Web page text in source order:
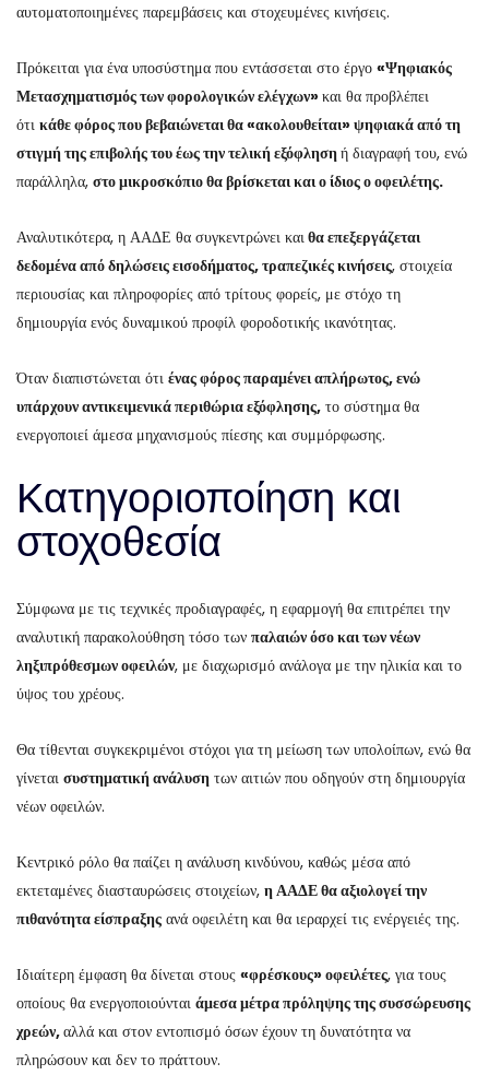
αυτοματοποιημένες παρεμβάσεις και στοχευμένες κινήσεις.
Πρόκειται για ένα υποσύστημα που εντάσσεται στο έργο «Ψηφιακός
Μετασχηματισμός των φορολογικών ελέγχων»και θα προβλέπει
ότι κάθε φόρος που βεβαιώνεται θα «ακολουθείται» ψηφιακά από τη
στιγμή της επιβολής του έως την τελική εξόφλησηή διαγραφή του, ενώ
παράλληλα, στο μικροσκόπιο θα βρίσκεται και ο ίδιος ο οφειλέτης.
Αναλυτικότερα, η ΑΑΔΕ θα συγκεντρώνει καιθα επεξεργάζεται
δεδομένα από δηλώσεις εισοδήματος, τραπεζικές κινήσεις, στοιχεία
περιουσίας και πληροφορίες από τρίτους φορείς, με στόχο τη
δημιουργία ενός δυναμικού προφίλ φοροδοτικής ικανότητας.
Όταν διαπιστώνεται ότι ένας φόρος παραμένει απλήρωτος, ενώ
υπάρχουν αντικειμενικά περιθώρια εξόφλησης, το σύστημα θα
ενεργοποιεί άμεσα μηχανισμούς πίεσης και συμμόρφωσης.
Κατηγοριοποίηση και
στοχοθεσία
Σύμφωνα με τις τεχνικές προδιαγραφές, η εφαρμογή θα επιτρέπει την
αναλυτική παρακολούθηση τόσο των παλαιών όσο και των νέων
ληξιπρόθεσμων οφειλών, με διαχωρισμό ανάλογα με την ηλικία και το
ύψος του χρέους.
Θα τίθενται συγκεκριμένοι στόχοι για τη μείωση των υπολοίπων, ενώ θα
γίνεται συστηματική ανάλυση των αιτιών που οδηγούν στη δημιουργία
νέων οφειλών.
Κεντρικό ρόλο θα παίζει η ανάλυση κινδύνου, καθώς μέσα από
εκτεταμένες διασταυρώσεις στοιχείων, η ΑΑΔΕ θα αξιολογεί την
πιθανότητα είσπραξης ανά οφειλέτη και θα ιεραρχεί τις ενέργειές της.
Ιδιαίτερη έμφαση θα δίνεται στους «φρέσκους» οφειλέτες, για τους
οποίους θα ενεργοποιούνται άμεσα μέτρα πρόληψης της συσσώρευσης
χρεών,αλλά και στον εντοπισμό όσων έχουν τη δυνατότητα να
πληρώσουν και δεν το πράττουν.